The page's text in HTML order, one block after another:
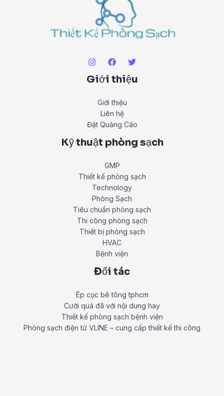
Giới thiệu
Giới thiệu
Liên hệ
Đặt Quảng Cáo
Kỹ thuật phòng sạch
GMP
Thiết kế phòng sạch
Technology
Phòng Sạch
Tiêu chuẩn phòng sạch
Thi công phòng sạch
Thiết bị phòng sạch
HVAC
Bệnh viện
Đối tác
Ép cọc bê tông tphcm
Cười quá đã với nội dung hay
Thiết kế phòng sạch bệnh viện
Phòng sạch điện tử VLINE – cung cấp thiết kế thi công